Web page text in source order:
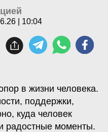
| 10:04
в жизни человека.
поддержки,
куда человек
радостные моменты.